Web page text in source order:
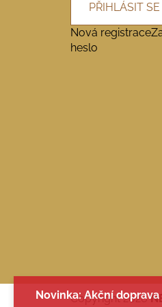
Novinka: Akční doprava
PŘIHLÁSIT SE
Nová registrace
heslo
Copyright 2026